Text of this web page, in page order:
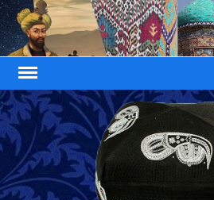
Skip
to
content